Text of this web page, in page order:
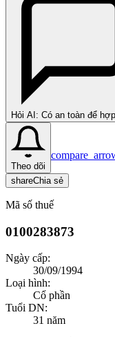
Hỏi AI: Có an toàn để
Theo dõi
shareChia sẻ
Mã số thuế
0100283873
Ngày cấp:
30/09/1994
Loại hình:
Cổ phần
Tuổi DN:
31 năm